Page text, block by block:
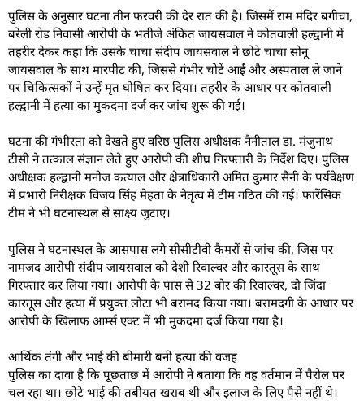
पुलिस के अनुसार घटना तीन फरवरी की देर रात की है। जिसमें राम मंदिर बगीचा,
बरेली रोड निवासी आरोपी के भतीजे अंकित जायसवाल ने कोतवाली हल्द्वानी में
तहरीर देकर कहा कि उसके चाचा संदीप जायसवाल ने छोटे चाचा सोनू
जायसवाल के साथ मारपीट की, जिससे गंभीर चोटें आईं और अस्पताल ले जाने
पर चिकित्सकों ने उन्हें मृत घोषित कर दिया। तहरीर के आधार पर कोतवाली
हल्द्वानी में हत्या का मुकदमा दर्ज कर जांच शुरू की गई।
घटना की गंभीरता को देखते हुए वरिष्ठ पुलिस अधीक्षक नैनीताल डा. मंजुनाथ
टीसी ने तत्काल संज्ञान लेते हुए आरोपी की शीघ्र गिरफ्तारी के निर्देश दिए। पुलिस
अधीक्षक हल्द्वानी मनोज कत्याल और क्षेत्राधिकारी अमित कुमार सैनी के पर्यवेक्षण
में प्रभारी निरीक्षक विजय सिंह मेहता के नेतृत्व में टीम गठित की गई। फारेंसिक
टीम ने भी घटनास्थल से साक्ष्य जुटाए।
पुलिस ने घटनास्थल के आसपास लगे सीसीटीवी कैमरों से जांच की, जिस पर
नामजद आरोपी संदीप जायसवाल को देशी रिवाल्वर और कारतूस के साथ
गिरफ्तार कर लिया गया। आरोपी के पास से 32 बोर की रिवाल्वर, दो जिंदा
कारतूस और हत्या में प्रयुक्त लोटा भी बरामद किया गया। बरामदगी के आधार पर
आरोपी के खिलाफ आर्म्स एक्ट में भी मुकदमा दर्ज किया गया है।
आर्थिक तंगी और भाई की बीमारी बनी हत्या की वजह
पुलिस का दावा है कि पूछताछ में आरोपी ने बताया कि वह वर्तमान में पैरोल पर
चल रहा था। छोटे भाई की तबीयत खराब थी और इलाज के लिए पैसे नहीं थे।